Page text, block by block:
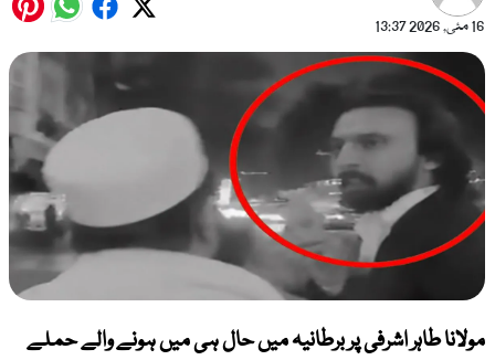
16 مئی, 2026
13:37
مولانا طاہر اشرفی پر برطانیہ میں حال ہی میں ہونے والے حملے